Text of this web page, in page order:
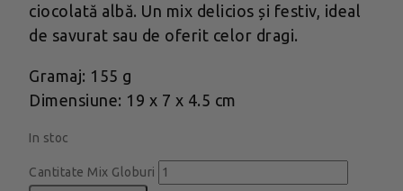
ciocolată albă. Un mix delicios și festiv, ideal
de savurat sau de oferit celor dragi.
Gramaj: 155 g
Dimensiune: 19 x 7 x 4.5 cm
In stoc
Cantitate Mix Globuri